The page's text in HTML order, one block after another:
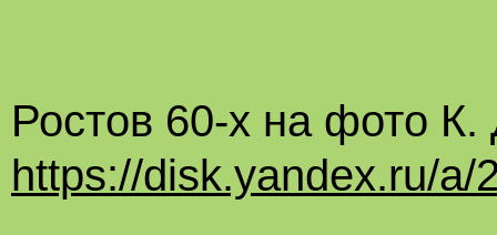
Ростов 60-х на фото К.
https://disk.yandex.ru/a/